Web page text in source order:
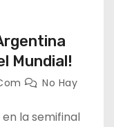
Mundial!
No Hay
la semifinal